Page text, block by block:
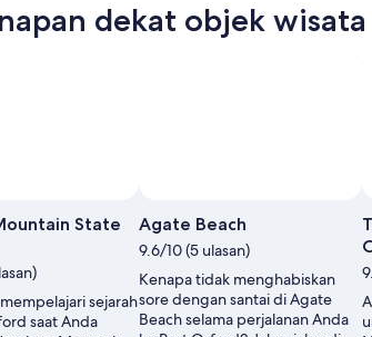
dekat objek
State
sejarah
saat Anda
Agate Beach
9.6/10 (5 ulasan)
Kenapa tidak menghabiskan
sore dengan santai di Agate
Beach selama perjalanan Anda